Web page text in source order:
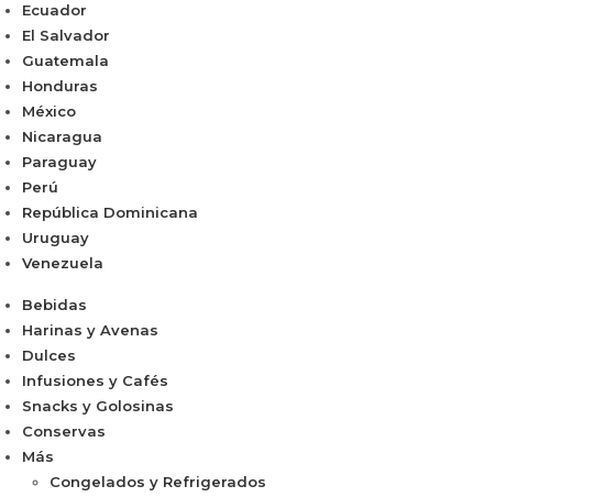
Ecuador
El Salvador
Guatemala
Honduras
México
Nicaragua
Paraguay
Perú
República Dominicana
Uruguay
Venezuela
Bebidas
Harinas y Avenas
Dulces
Infusiones y Cafés
Snacks y Golosinas
Conservas
Más
Congelados y Refrigerados